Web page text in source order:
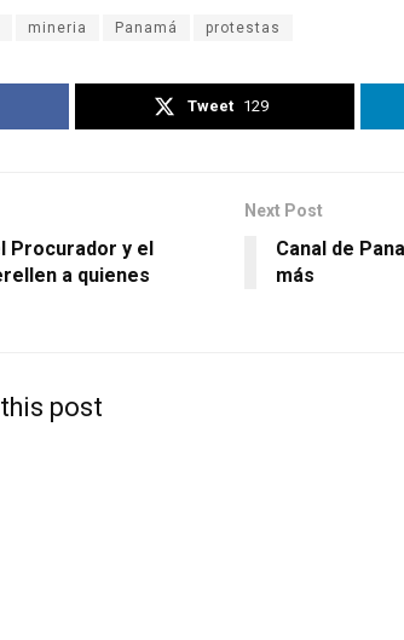
mineria Panamá protestas
Tweet 129
Procurador y el
a quienes
Next Post
Canal de
más
post